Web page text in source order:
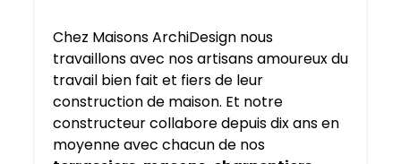
Chez Maisons ArchiDesign nous
travaillons avec nos artisans amoureux du
travail bien fait et fiers de leur
construction de maison. Et notre
constructeur collabore depuis dix ans en
moyenne avec chacun de nos